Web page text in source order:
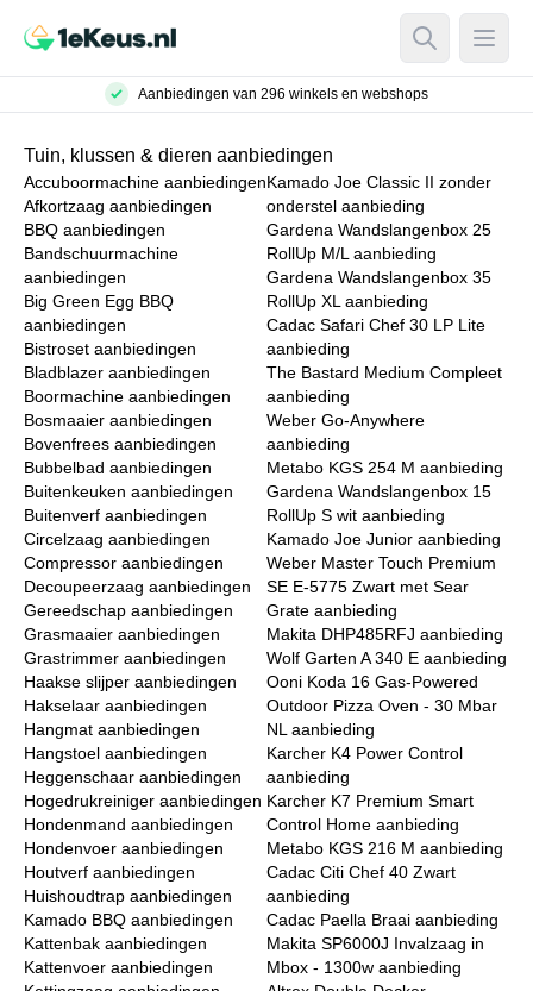
Open Open
Aanbiedingen van 296 winkels en webshops
Tuin, klussen & dieren aanbiedingen
Accuboormachine aanbiedingen
Afkortzaag aanbiedingen
BBQ aanbiedingen
Bandschuurmachine
aanbiedingen
Big Green Egg BBQ
aanbiedingen
Bistroset aanbiedingen
Bladblazer aanbiedingen
Boormachine aanbiedingen
Bosmaaier aanbiedingen
Bovenfrees aanbiedingen
Bubbelbad aanbiedingen
Buitenkeuken aanbiedingen
Buitenverf aanbiedingen
Circelzaag aanbiedingen
Compressor aanbiedingen
Decoupeerzaag aanbiedingen
Gereedschap aanbiedingen
Grasmaaier aanbiedingen
Grastrimmer aanbiedingen
Haakse slijper aanbiedingen
Hakselaar aanbiedingen
Hangmat aanbiedingen
Hangstoel aanbiedingen
Heggenschaar aanbiedingen
Hogedrukreiniger aanbiedingen
Hondenmand aanbiedingen
Hondenvoer aanbiedingen
Houtverf aanbiedingen
Huishoudtrap aanbiedingen
Kamado BBQ aanbiedingen
Kattenbak aanbiedingen
Kattenvoer aanbiedingen
Kamado Joe Classic II zonder
onderstel aanbieding
Gardena Wandslangenbox 25
RollUp M/L aanbieding
Gardena Wandslangenbox 35
RollUp XL aanbieding
Cadac Safari Chef 30 LP Lite
aanbieding
The Bastard Medium Compleet
aanbieding
Weber Go-Anywhere
aanbieding
Metabo KGS 254 M aanbieding
Gardena Wandslangenbox 15
RollUp S wit aanbieding
Kamado Joe Junior aanbieding
Weber Master Touch Premium
SE E-5775 Zwart met Sear
Grate aanbieding
Makita DHP485RFJ aanbieding
Wolf Garten A 340 E aanbieding
Ooni Koda 16 Gas-Powered
Outdoor Pizza Oven - 30 Mbar
NL aanbieding
Karcher K4 Power Control
aanbieding
Karcher K7 Premium Smart
Control Home aanbieding
Metabo KGS 216 M aanbieding
Cadac Citi Chef 40 Zwart
aanbieding
Cadac Paella Braai aanbieding
Makita SP6000J Invalzaag in
Mbox - 1300w aanbieding